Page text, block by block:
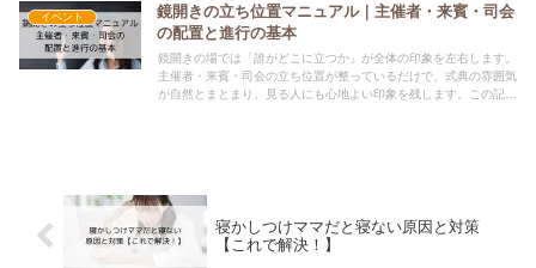
イベント
鏡開きの立ち位置マニュアル｜主催者・来賓・司会
の配置と進行の基本
鏡開きの場では「誰がどこに立つか」が全体の印象を左右します。
主催者・来賓・司会の立ち位置が整っているだけで、式典の雰囲気
が自然とまとまり、見る人にも心地よい印象を残します。この記事
寝かしつけママだと寝ない原因と対策
【これで解決！】